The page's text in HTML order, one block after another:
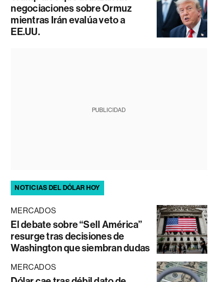
negociaciones sobre Ormuz
mientras Irán evalúa veto a
EE.UU.
PUBLICIDAD
NOTICIAS DEL DÓLAR HOY
MERCADOS
El debate sobre “Sell América”
resurge tras decisiones de
Washington que siembran dudas
MERCADOS